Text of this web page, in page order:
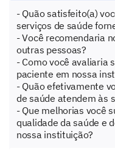
- Quão satisfeito(a)
serviços de saúde
- Você recomendaria
outras pessoas?
- Como você avaliaria
paciente em nossa
- Quão efetivamente
de saúde atendem às
- Que melhorias você
qualidade da saúde e
nossa instituição?